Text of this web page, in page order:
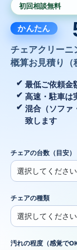
初回相談無料
かんたん
チェアクリーニ
概算お見積り（
最低ご依頼金
高速・駐車は
混合（ソファ
致します
チェアの台数（目安）
チェアの種類
汚れの程度（感覚でOK